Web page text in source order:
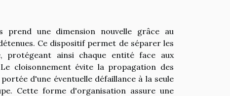
une dimension nouvelle grâce au
Ce dispositif permet de séparer les
protégeant ainsi chaque entité face aux
cloisonnement évite la propagation des
d'une éventuelle défaillance à la seule
Cette forme d'organisation assure une